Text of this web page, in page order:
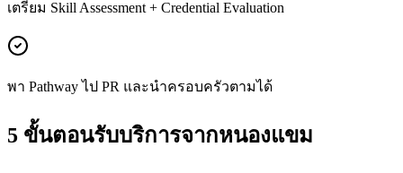
เตรียม Skill Assessment + Credential Evaluation
พา Pathway ไป PR และนำครอบครัวตามได้
5 ขั้นตอนรับบริการจากหนองแขม